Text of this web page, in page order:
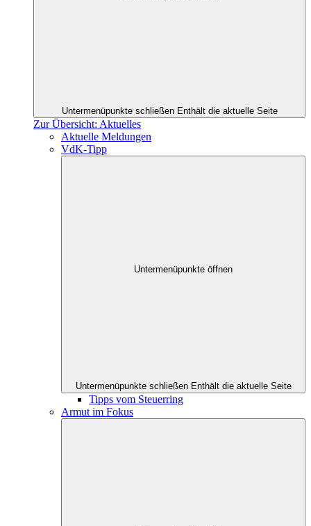
Untermenüpunkte schließen Enthält die aktuelle Seite
Zur Übersicht: Aktuelles
Aktuelle Meldungen
VdK-Tipp
Untermenüpunkte öffnen
Untermenüpunkte schließen Enthält die aktuelle Seite
Tipps vom Steuerring
Armut im Fokus